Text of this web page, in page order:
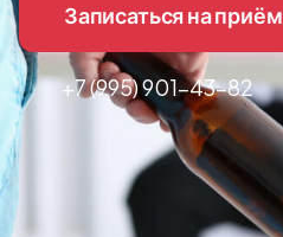
Записаться на приём
+7 (995) 901-43-82